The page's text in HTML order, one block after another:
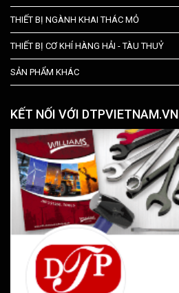
THIẾT BỊ NGÀNH KHAI THÁC MỎ
THIẾT BỊ CƠ KHÍ HÀNG HẢI - TÀU THUỶ
SẢN PHẨM KHÁC
KẾT NỐI VỚI DTPVIETNAM.VN